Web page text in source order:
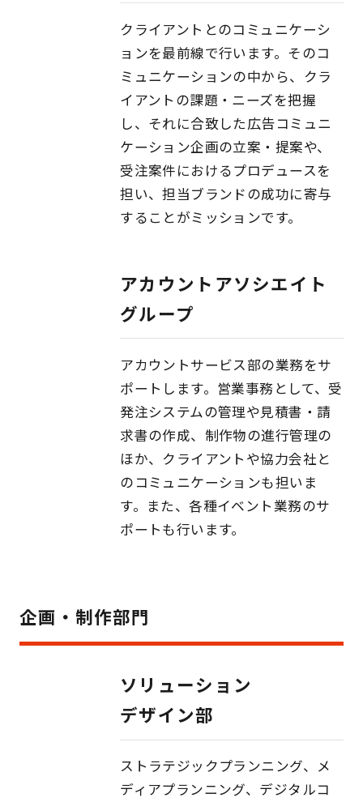
クライアントとのコミュニケーシ
ョンを最前線で行います。そのコ
ミュニケーションの中から、クラ
イアントの課題・ニーズを把握
し、それに合致した広告コミュニ
ケーション企画の立案・提案や、
受注案件におけるプロデュースを
担い、担当ブランドの成功に寄与
することがミッションです。
アカウントアソシエイト
グループ
アカウントサービス部の業務をサ
ポートします。営業事務として、受
発注システムの管理や見積書・請
求書の作成、制作物の進行管理の
ほか、クライアントや協力会社と
のコミュニケーションも担いま
す。また、各種イベント業務のサ
ポートも行います。
企画・制作部門
ソリューション
デザイン部
ストラテジックプランニング、メ
ディアプランニング、デジタルコ